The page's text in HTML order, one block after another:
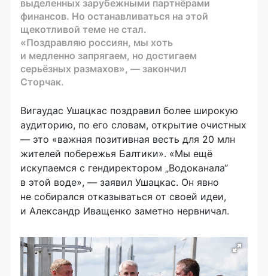
выделенных зарубежными партнёрами
финансов. Но останавливаться на этой
щекотливой теме не стал.
«Поздравляю россиян, мы хоть
и медленно запрягаем, но достигаем
серьёзных размахов», — закончил
Сторчак.
Вигаудас Ушацкас поздравил более широкую
аудиторию, по его словам, открытие очистных
— это «важная позитивная весть для 20 млн
жителей побережья Балтики». «Мы ещё
искупаемся с гендиректором „Водоканала“
в этой воде», — заявил Ушацкас. Он явно
не собирался отказываться от своей идеи,
и Александр Иващенко заметно нервничал.